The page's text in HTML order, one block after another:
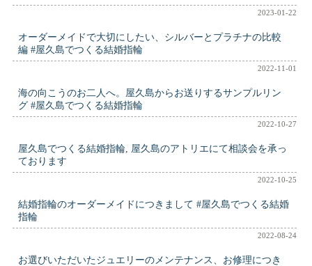
2023-01-22
オーダーメイドで大切にしたい、シルバーとプラチナの比較
編 #屋久島でつくる結婚指輪
2022-11-01
海の向こうのお二人へ。屋久島からお送りするサンプルリン
グ #屋久島でつくる結婚指輪
2022-10-27
屋久島でつくる結婚指輪, 屋久島のアトリエにて相談会を承っ
ております
2022-10-25
結婚指輪のオーダーメイドにつきまして #屋久島でつくる結婚
指輪
2022-08-24
お選びいただいたジュエリーのメンテナンス、お修理につき